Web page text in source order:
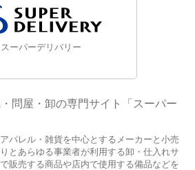
スーパーデリバリー
問屋・卸の専門サイト「スーパー
パレル・雑貨を中心とするメーカーと小売
とあらゆる事業者が利用する卸・仕入れサ
販売する商品や店内で使用する備品などを